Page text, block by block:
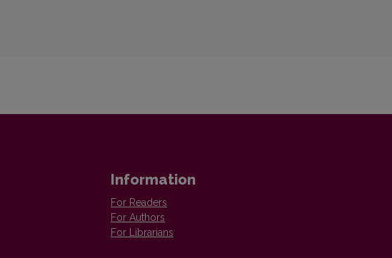
Information
For Readers
For Authors
For Librarians